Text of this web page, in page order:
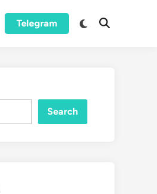
Telegram
Switch
Open
Search